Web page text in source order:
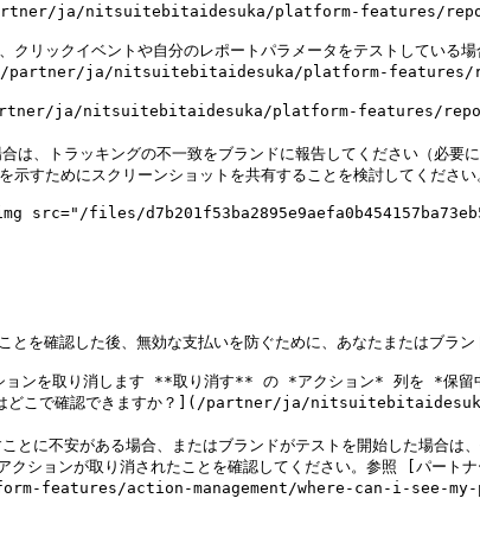
](/partner/ja/nitsuitebitaidesuka/platform-
src="/files/
を確認した後、無効な支払いを防ぐために、あなたまたはブラ
を取り消します **取り消す** の *アクション* 列を *保留中
に不安がある場合、またはブランドがテストを開始した場合は、
action-management/where-can-i-see-my-